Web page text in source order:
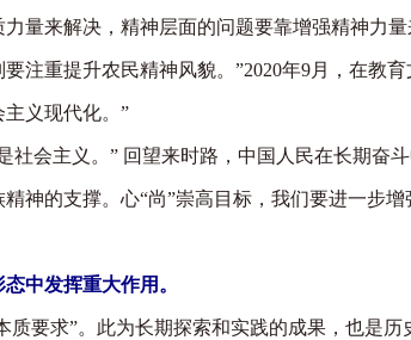
量来解决，精神层面的问题要靠增强精神力
注重提升农民精神风貌。”2020年9月，在教
义现代化。”
主义。” 回望来时路，中国人民在长期奋
神的支撑。心“尚”崇高目标，我们要进一步
中发挥重大作用。
求”。此为长期探索和实践的成果，也是历